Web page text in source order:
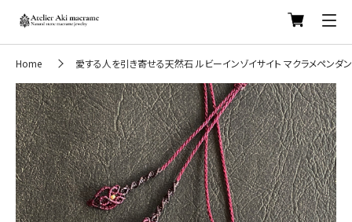
Home 愛する人を引き寄せる天然石 ルビーインゾイサイト マクラメペンダ